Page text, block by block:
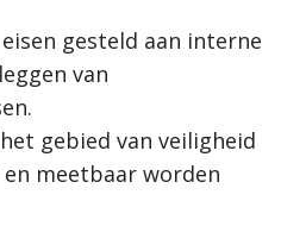
gesteld aan interne
van
gebied van veiligheid
meetbaar worden